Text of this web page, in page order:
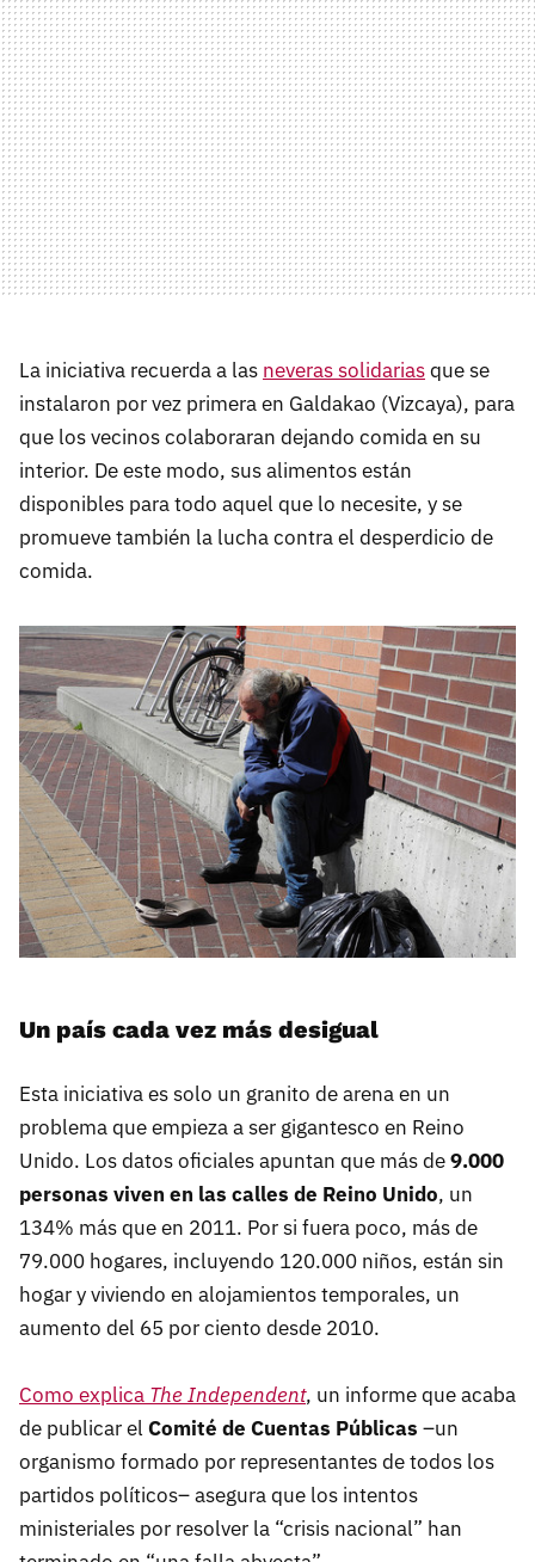
La iniciativa recuerda a las neveras solidariasque se
instalaron por vez primera en Galdakao (Vizcaya), para
que los vecinos colaboraran dejando comida en su
interior. De este modo, sus alimentos están
disponibles para todo aquel que lo necesite, y se
promueve también la lucha contra el desperdicio de
comida.
Un país cada vez más desigual
Esta iniciativa es solo un granito de arena en un
problema que empieza a ser gigantesco en Reino
Unido. Los datos oficiales apuntan que más de9.000
personas viven en las calles de Reino Unido, un
134% más que en 2011. Por si fuera poco, más de
79.000 hogares, incluyendo 120.000 niños, están sin
hogar y viviendo en alojamientos temporales, un
aumento del 65 por ciento desde 2010.
Como explica The Independent, un informe que acaba
de publicar el Comité de Cuentas Públicas –un
organismo formado por representantes de todos los
partidos políticos– asegura que los intentos
ministeriales por resolver la “crisis nacional” han